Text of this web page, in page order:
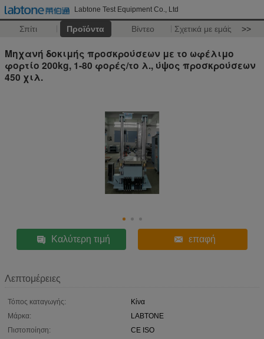
Labtone Test Equipment Co., Ltd
Σπίτι Προϊόντα Βίντεο Σχετικά με εμάς >>
Μηχανή δοκιμής προσκρούσεων με το ωφέλιμο
φορτίο 200kg, 1-80 φορές/το λ., ύψος προσκρούσεων
450 χιλ.
Καλύτερη τιμή επαφή
Λεπτομέρειες
Τόπος καταγωγής:
Κίνα
Μάρκα:
LABTONE
Πιστοποίηση:
CE ISO